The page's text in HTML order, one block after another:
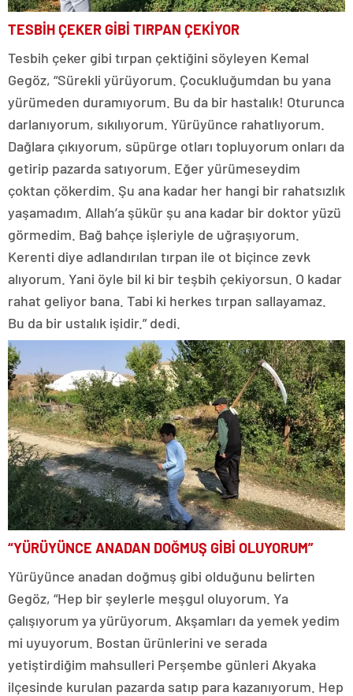
TESBİH ÇEKER GİBİ TIRPAN ÇEKİYOR
Tesbih çeker gibi tırpan çektiğini söyleyen Kemal
Gegöz, “Sürekli yürüyorum. Çocukluğumdan bu yana
yürümeden duramıyorum. Bu da bir hastalık! Oturunca
darlanıyorum, sıkılıyorum. Yürüyünce rahatlıyorum.
Dağlara çıkıyorum, süpürge otları topluyorum onları da
getirip pazarda satıyorum. Eğer yürümeseydim
çoktan çökerdim. Şu ana kadar her hangi bir rahatsızlık
yaşamadım. Allah’a şükür şu ana kadar bir doktor yüzü
görmedim. Bağ bahçe işleriyle de uğraşıyorum.
Kerenti diye adlandırılan tırpan ile ot biçince zevk
alıyorum. Yani öyle bil ki bir teşbih çekiyorsun. O kadar
rahat geliyor bana. Tabi ki herkes tırpan sallayamaz.
Bu da bir ustalık işidir.” dedi.
“YÜRÜYÜNCE ANADAN DOĞMUŞ GİBİ OLUYORUM”
Yürüyünce anadan doğmuş gibi olduğunu belirten
Gegöz, “Hep bir şeylerle meşgul oluyorum. Ya
çalışıyorum ya yürüyorum. Akşamları da yemek yedim
mi uyuyorum. Bostan ürünlerini ve serada
yetiştirdiğim mahsulleri Perşembe günleri Akyaka
ilçesinde kurulan pazarda satıp para kazanıyorum. Hep